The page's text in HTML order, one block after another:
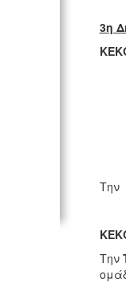
3η
Την
Την